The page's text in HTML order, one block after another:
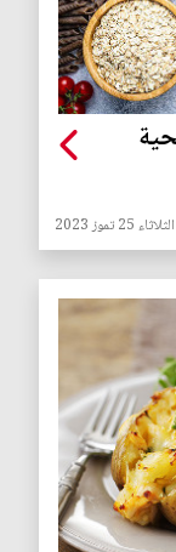
الثلاثاء 25 تموز 2023